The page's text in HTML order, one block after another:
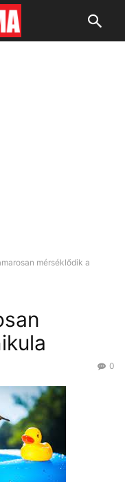
mérséklődik a
0